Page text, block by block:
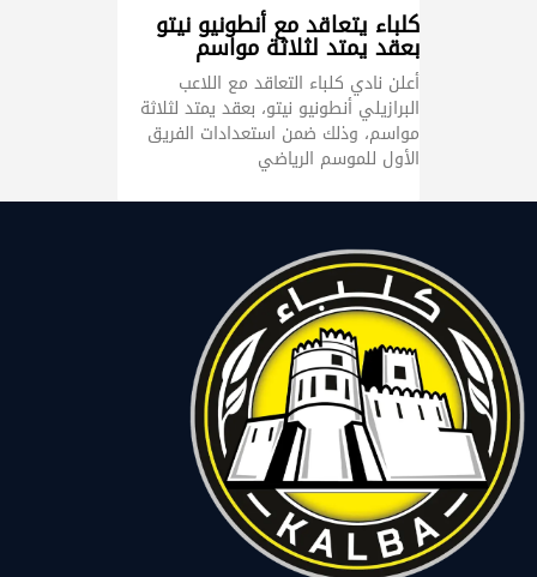
كلباء يتعاقد مع أنطونيو نيتو
بعقد يمتد لثلاثة مواسم
أعلن نادي كلباء التعاقد مع اللاعب
البرازيلي أنطونيو نيتو، بعقد يمتد لثلاثة
مواسم، وذلك ضمن استعدادات الفريق
الأول للموسم الرياضي